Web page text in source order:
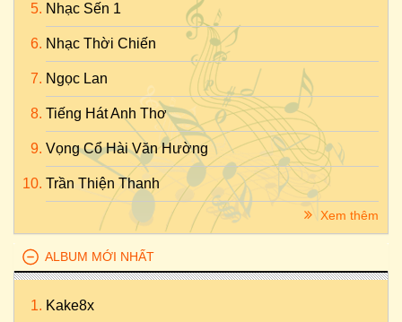
Nhạc Sến 1
Nhạc Thời Chiến
Ngọc Lan
Tiếng Hát Anh Thơ
Vọng Cổ Hài Văn Hường
Trần Thiện Thanh
Xem thêm
ALBUM MỚI NHẤT
Kake8x